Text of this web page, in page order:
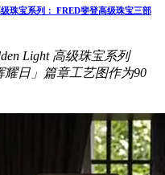
珠宝系列： FRED斐登高级珠宝三部
Light 高级珠宝系列
耀日」篇章工艺图作为90